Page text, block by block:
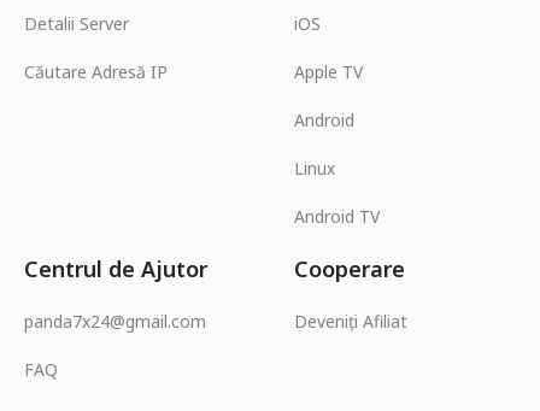
Detalii Server
Căutare Adresă IP
iOS
Apple TV
Android
Linux
Android TV
Centrul de Ajutor
panda7x24@gmail.com
FAQ
Cooperare
Deveniți Afiliat